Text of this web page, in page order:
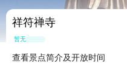
祥符禅寺
暂无点评
查看景点简介及开放时间